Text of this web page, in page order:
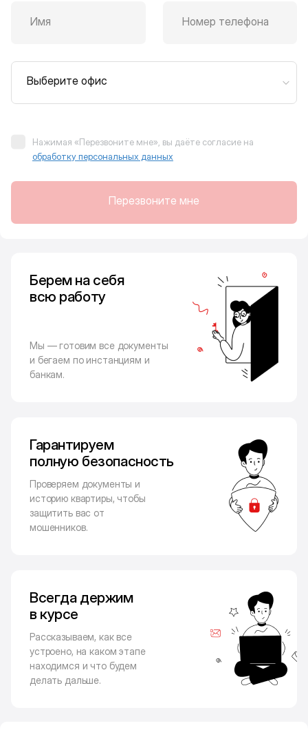
Имя Номер телефона
Выберите офис
Нажимая «Перезвоните мне», вы даёте согласие на
обработку персональных данных
Перезвоните мне
Берем на себя
всю работу
Мы — готовим все документы
и бегаем по инстанциям и
банкам.
Гарантируем
полную безопасность
Проверяем документы и
историю квартиры, чтобы
защитить вас от
мошенников.
Всегда держим
в курсе
Рассказываем, как все
устроено, на каком этапе
находимся и что будем
делать дальше.